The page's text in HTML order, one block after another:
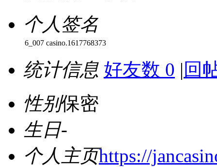
个人签名
6_007 casino.1617768373
统计信息 好友数 0 | 回
性别保密
生日-
个人主页https://